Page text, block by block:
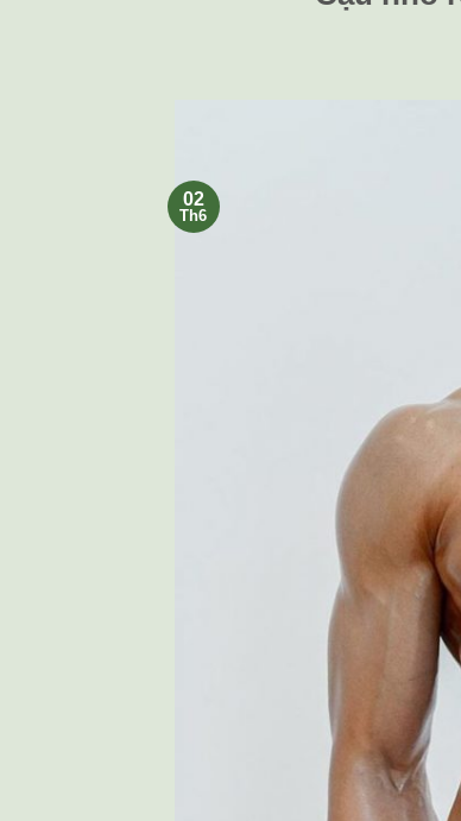
02
Th6